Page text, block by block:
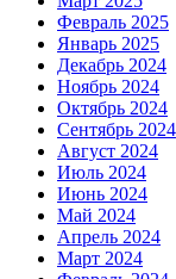
Февраль 2025
Январь 2025
Декабрь 2024
Ноябрь 2024
Октябрь 2024
Сентябрь 2024
Август 2024
Июль 2024
Июнь 2024
Май 2024
Апрель 2024
Март 2024